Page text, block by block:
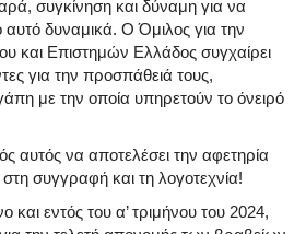
συγκίνηση και δύναμη για να
δυναμικά. Ο Όμιλος για την
και Επιστημών Ελλάδος συγχαίρει
για την προσπάθειά τους,
με την οποία υπηρετούν το όνειρό
αυτός να αποτελέσει την αφετηρία
συγγραφή και τη λογοτεχνία!
και εντός του α’ τριμήνου του 2024,